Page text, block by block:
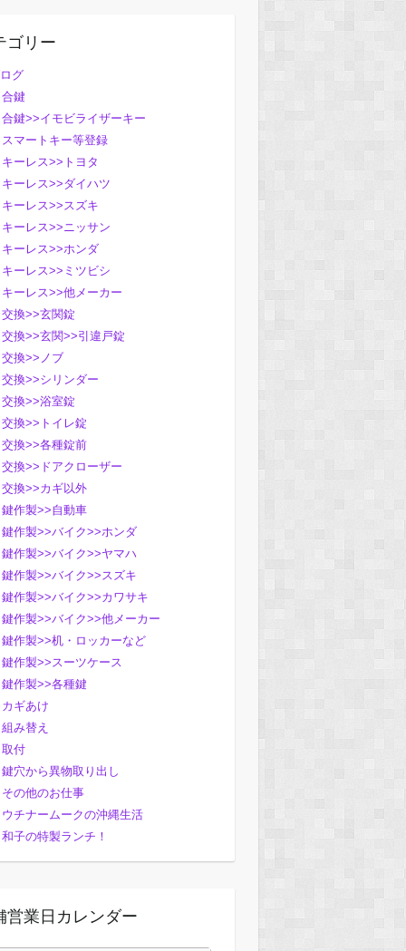
ゴリー
グ
合鍵
合鍵>>イモビライザーキー
スマートキー等登録
キーレス>>トヨタ
キーレス>>ダイハツ
キーレス>>スズキ
キーレス>>ニッサン
キーレス>>ホンダ
キーレス>>ミツビシ
キーレス>>他メーカー
交換>>玄関錠
交換>>玄関>>引違戸錠
交換>>ノブ
交換>>シリンダー
交換>>浴室錠
交換>>トイレ錠
交換>>各種錠前
交換>>ドアクローザー
交換>>カギ以外
鍵作製>>自動車
鍵作製>>バイク>>ホンダ
鍵作製>>バイク>>ヤマハ
鍵作製>>バイク>>スズキ
鍵作製>>バイク>>カワサキ
鍵作製>>バイク>>他メーカー
鍵作製>>机・ロッカーなど
鍵作製>>スーツケース
鍵作製>>各種鍵
カギあけ
組み替え
取付
鍵穴から異物取り出し
その他のお仕事
ウチナームークの沖縄生活
和子の特製ランチ！
営業日カレンダー